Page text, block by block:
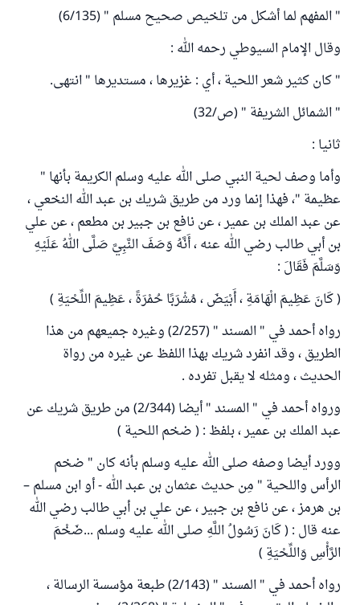
" المفهم لما أشكل من تلخيص صحيح مسلم " (6/135)
وقال الإمام السيوطي رحمه الله :
" كان كثير شعر اللحية ، أي : غزيرها ، مستديرها " انتهى.
" الشمائل الشريفة " (ص/32)
ثانيا :
وأما وصف لحية النبي صلى الله عليه وسلم الكريمة بأنها "
عظيمة "، فهذا إنما ورد من طريق شريك بن عبد الله النخعي ،
عن عبد الملك بن عمير ، عن نافع بن جبير بن مطعم ، عن علي
بن أبي طالب رضي الله عنه ، أَنَّهُ وَصَفَ النَّبِيَّ صَلَّى اللهُ عَلَيْهِ
وَسَلَّمَ فَقَالَ :
( كَانَ عَظِيمَ الْهَامَةِ ، أَبْيَضَ ، مُشْرَبًا حُمْرَةً ، عَظِيمَ اللِّحْيَةِ )
رواه أحمد في " المسند " (2/257) وغيره جميعهم من هذا
الطريق ، وقد انفرد شريك بهذا اللفظ عن غيره من رواة
الحديث ، ومثله لا يقبل تفرده .
ورواه أحمد في " المسند " أيضا (2/344) من طريق شريك عن
عبد الملك بن عمير ، بلفظ : ( ضخم اللحية )
وورد أيضا وصفه صلى الله عليه وسلم بأنه كان " ضخم
الرأس واللحية " مِن حديث عثمان بن عبد الله - أو ابن مسلم –
بن هرمز ، عن نافع بن جبير ، عن علي بن أبي طالب رضي الله
عنه قال : ( كَانَ رَسُولُ اللَّهِ صلى الله عليه وسلم ...ضَخْمَ
الرَّأْسِ وَاللِّحْيَةِ )
رواه أحمد في " المسند " (2/143) طبعة مؤسسة الرسالة ،